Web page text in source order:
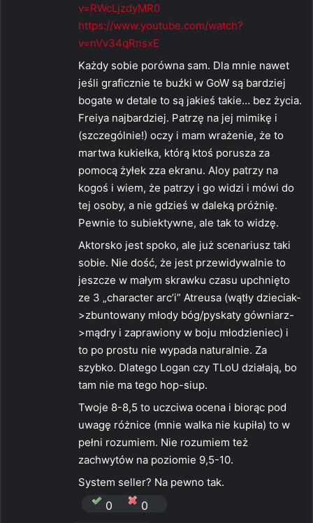
v=RWcLjzdyMR0
https://www.youtube.com/watch?
v=nVv34qRnsxE
Każdy sobie porówna sam. Dla mnie nawet
jeśli graficznie te buźki w GoW są bardziej
bogate w detale to są jakieś takie… bez życia.
Freiya najbardziej. Patrzę na jej mimikę i
(szczególnie!) oczy i mam wrażenie, że to
martwa kukiełka, którą ktoś porusza za
pomocą żyłek zza ekranu. Aloy patrzy na
kogoś i wiem, że patrzy i go widzi i mówi do
tej osoby, a nie gdzieś w daleką próżnię.
Pewnie to subiektywne, ale tak to widzę.
Aktorsko jest spoko, ale już scenariusz taki
sobie. Nie dość, że jest przewidywalnie to
jeszcze w małym skrawku czasu upchnięto
ze 3 „character arc’i” Atreusa (wątły dzieciak-
>zbuntowany młody bóg/pyskaty gówniarz-
>mądry i zaprawiony w boju młodzieniec) i
to po prostu nie wypada naturalnie. Za
szybko. Dlatego Logan czy TLoU działają, bo
tam nie ma tego hop-siup.
Twoje 8-8,5 to uczciwa ocena i biorąc pod
uwagę różnice (mnie walka nie kupiła) to w
pełni rozumiem. Nie rozumiem też
zachwytów na poziomie 9,5-10.
System seller? Na pewno tak.
0
0